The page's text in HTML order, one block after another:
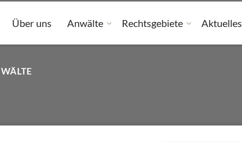
Über uns Anwälte Rechtsgebiete Aktuelles